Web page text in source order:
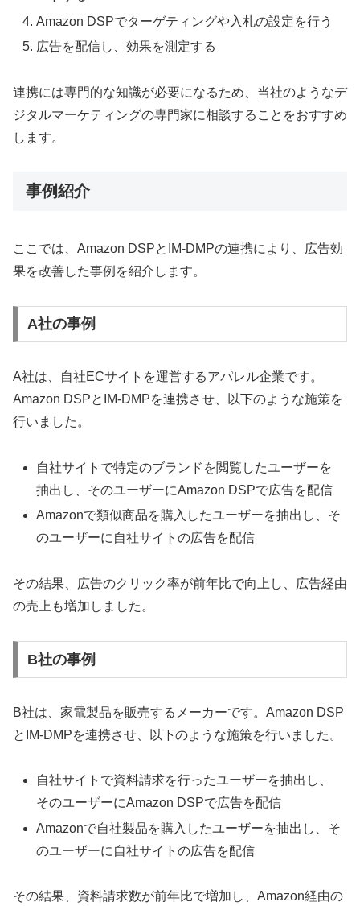
Amazon DSPでターゲティングや入札の設定を行う
広告を配信し、効果を測定する
連携には専門的な知識が必要になるため、当社のようなデ
ジタルマーケティングの専門家に相談することをおすすめ
します。
事例紹介
ここでは、Amazon DSPとIM-DMPの連携により、広告効
果を改善した事例を紹介します。
A社の事例
A社は、自社ECサイトを運営するアパレル企業です。
Amazon DSPとIM-DMPを連携させ、以下のような施策を
行いました。
自社サイトで特定のブランドを閲覧したユーザーを
抽出し、そのユーザーにAmazon DSPで広告を配信
Amazonで類似商品を購入したユーザーを抽出し、そ
のユーザーに自社サイトの広告を配信
その結果、広告のクリック率が前年比で向上し、広告経由
の売上も増加しました。
B社の事例
B社は、家電製品を販売するメーカーです。Amazon DSP
とIM-DMPを連携させ、以下のような施策を行いました。
自社サイトで資料請求を行ったユーザーを抽出し、
そのユーザーにAmazon DSPで広告を配信
Amazonで自社製品を購入したユーザーを抽出し、そ
のユーザーに自社サイトの広告を配信
その結果、資料請求数が前年比で増加し、Amazon経由の